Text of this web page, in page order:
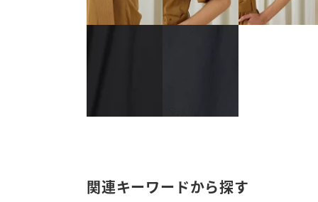
関連キーワードから探す